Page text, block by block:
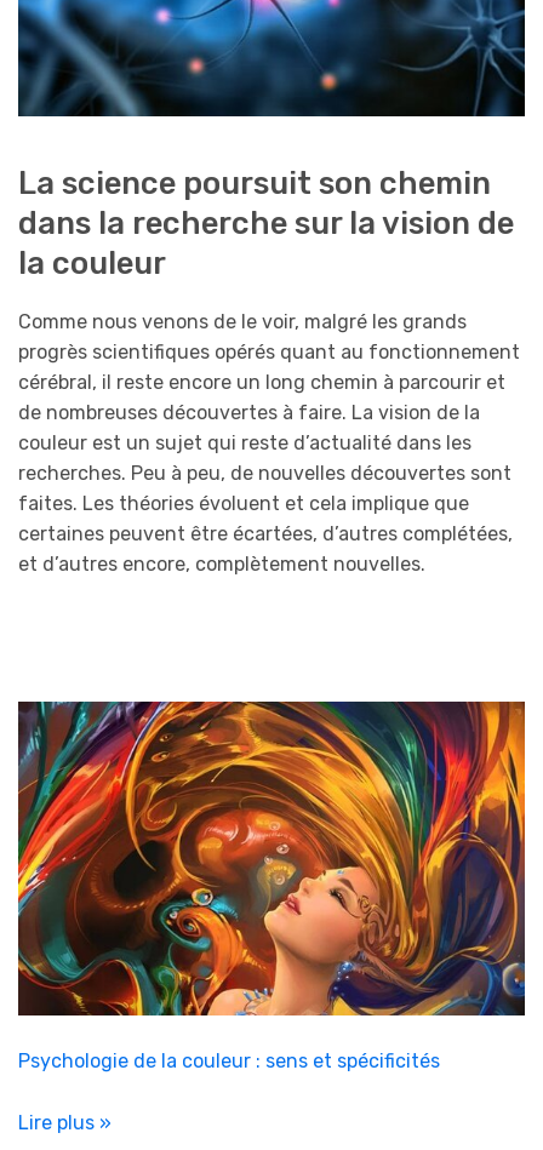
La science poursuit son chemin
dans la recherche sur la vision de
la couleur
Comme nous venons de le voir, malgré les grands
progrès scientifiques opérés quant au fonctionnement
cérébral, il reste encore un long chemin à parcourir et
de nombreuses découvertes à faire. La vision de la
couleur est un sujet qui reste d’actualité dans les
recherches. Peu à peu, de nouvelles découvertes sont
faites. Les théories évoluent et cela implique que
certaines peuvent être écartées, d’autres complétées,
et d’autres encore, complètement nouvelles.
Psychologie de la couleur : sens et spécificités
Lire plus »